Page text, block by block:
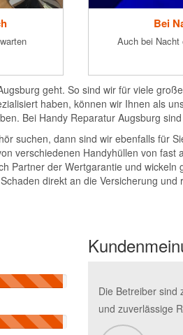
Bei
Auch bei Nacht
geht. So sind wir für viele
haben, können wir Ihnen als
Bei Handy Reparatur Augsburg
suchen, dann sind wir ebenfalls für
verschiedenen Handyhüllen von
Partner der Wertgarantie und
direkt an die Versicherung
Die Betreiber sind
und zuverlässige